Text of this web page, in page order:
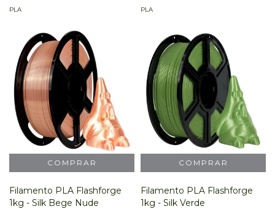
PLA PLA
Filamento PLA Flashforge
1kg - Silk Bege Nude
Filamento PLA Flashforge
1kg - Silk Verde